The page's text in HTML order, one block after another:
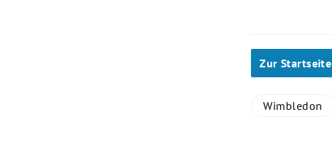
Zur Startseite
Wimbledon